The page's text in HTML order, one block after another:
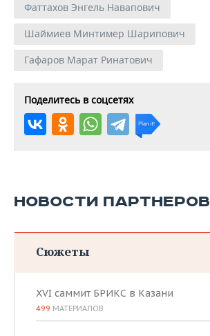
Фаттахов Энгель Навапович
Шаймиев Минтимер Шарипович
Гафаров Марат Ринатович
Поделитесь в соцсетях
НОВОСТИ ПАРТНЕРОВ
Сюжеты
XVI саммит БРИКС в Казани
499 МАТЕРИАЛОВ